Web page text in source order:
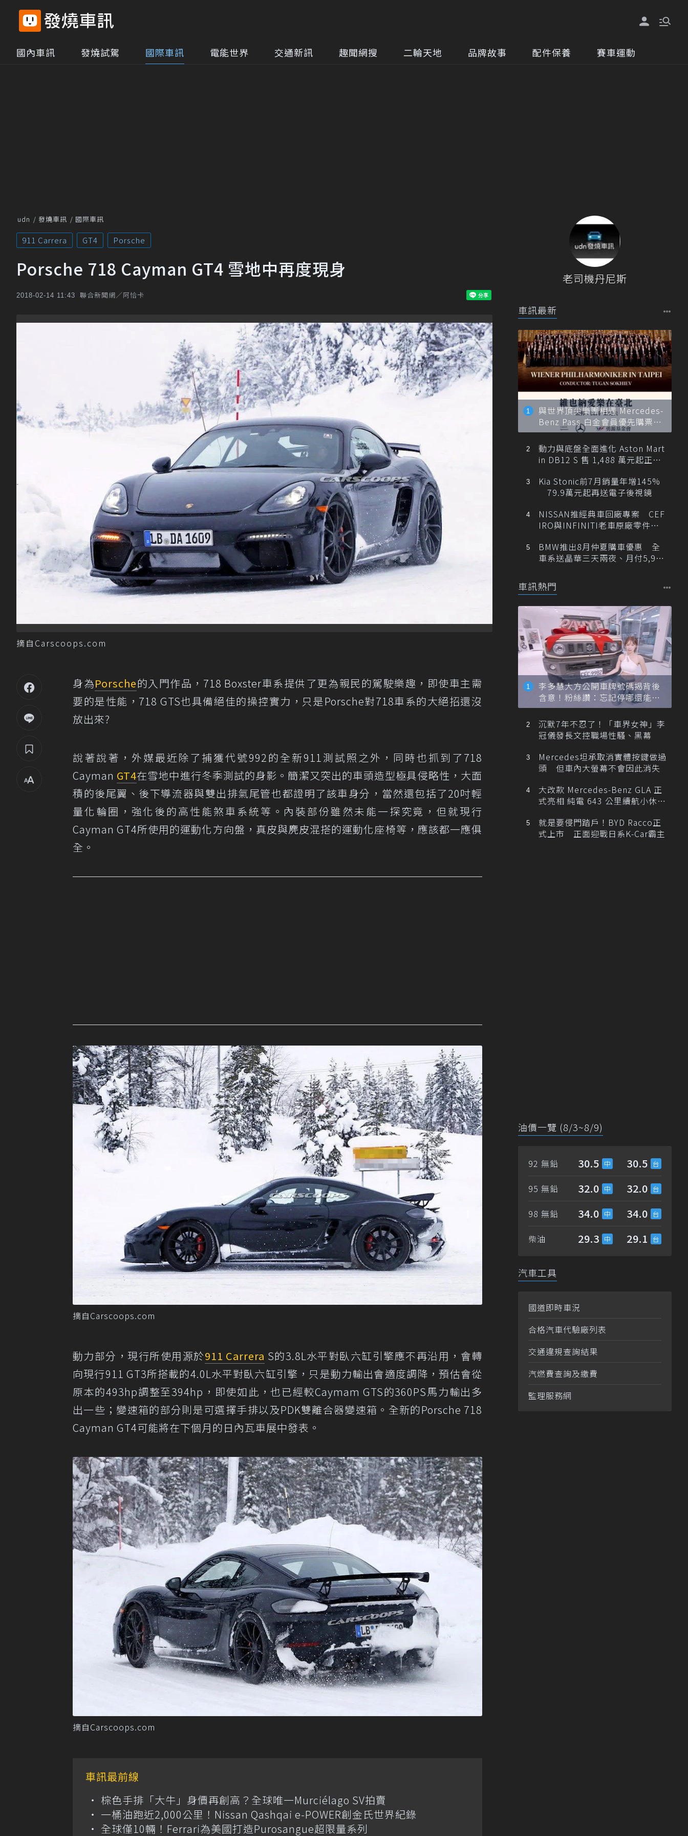
國內車訊 發燒試駕 國際車訊 電能世界 交通新訊 趣聞網搜 二輪天地 品牌故事 配件保養 賽車運動
udn 發燒車訊 國際車訊
911 Carrera GT4 Porsche
Porsche 718 Cayman GT4 雪地中再度現身
2018-02-14 11:43 聯合新聞網／阿恰卡
摘自Carscoops.com
身為Porsche的入門作品，718 Boxster車系提供了更為親民的駕駛樂趣，即使車主需
要的是性能，718 GTS也具備絕佳的操控實力，只是Porsche對718車系的大絕招還沒
放出來?
說著說著，外媒最近除了捕獲代號992的全新911測試照之外，同時也抓到了718
Cayman GT4在雪地中進行冬季測試的身影。簡潔又突出的車頭造型極具侵略性，大面
積的後尾翼、後下導流器與雙出排氣尾管也都證明了該車身分，當然還包括了20吋輕
量化輪圈，強化後的高性能煞車系統等。內裝部份雖然未能一探究竟，但就現行
Cayman GT4所使用的運動化方向盤，真皮與麂皮混搭的運動化座椅等，應該都一應俱
全。
摘自Carscoops.com
動力部分，現行所使用源於911 Carrera S的3.8L水平對臥六缸引擎應不再沿用，會轉
向現行911 GT3所搭載的4.0L水平對臥六缸引擎，只是動力輸出會適度調降，預估會從
原本的493hp調整至394hp，即使如此，也已經較Caymam GTS的360PS馬力輸出多
出一些；變速箱的部分則是可選擇手排以及PDK雙離合器變速箱。全新的Porsche 718
Cayman GT4可能將在下個月的日內瓦車展中發表。
摘自Carscoops.com
車訊最前線
棕色手排「大牛」身價再創高？全球唯一Murciélago SV拍賣
一桶油跑近2,000公里！Nissan Qashqai e-POWER創金氏世界紀錄
全球僅10輛！Ferrari為美國打造Purosangue超限量系列
老司機丹尼斯
車訊最新
與世界頂尖樂團相遇 Mercedes-
Benz Pass 白金會員優先購票維
也納愛樂
動力與底盤全面進化 Aston Mart
in DB12 S 售 1,488 萬元起正式
Kia Stonic前7月銷量年增145%
79.9萬元起再送電子後視鏡
NISSAN推經典車回廠專案 CEF
IRO與INFINITI老車原廠零件最
BMW推出8月仲夏購車優惠 全
車系送晶華三天兩夜、月付5,900
車訊熱門
李多慧大方公開車牌號碼揭背後
含意！粉絲讚：忘記停哪還能幫
忙找車
沉默7年不忍了！「車界女神」李
冠儀發長文控職場性騷、黑幕
Mercedes坦承取消實體按鍵做過
頭 但車內大螢幕不會因此消失
大改款 Mercedes-Benz GLA 正
式亮相 純電 643 公里續航小休
就是要侵門踏戶！BYD Racco正
式上市 正面迎戰日系K-Car霸主
油價一覽 (8/3~8/9)
92 無鉛 30.5 30.5
95 無鉛 32.0 32.0
98 無鉛 34.0 34.0
柴油 29.3 29.1
汽車工具
國道即時車況
合格汽車代驗廠列表
交通違規查詢結果
汽燃費查詢及繳費
監理服務網